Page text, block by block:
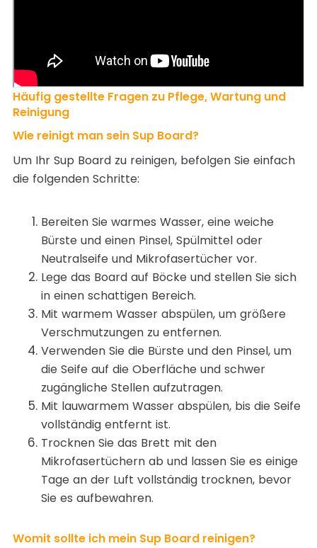
Häufig gestellte Fragen zu Pflege, Wartung und
Reinigung
Wie reinigt man sein Sup Board?
Um Ihr Sup Board zu reinigen, befolgen Sie einfach
die folgenden Schritte:
Bereiten Sie warmes Wasser, eine weiche
Bürste und einen Pinsel, Spülmittel oder
Neutralseife und Mikrofasertücher vor.
Lege das Board auf Böcke und stellen Sie sich
in einen schattigen Bereich.
Mit warmem Wasser abspülen, um größere
Verschmutzungen zu entfernen.
Verwenden Sie die Bürste und den Pinsel, um
die Seife auf die Oberfläche und schwer
zugängliche Stellen aufzutragen.
Mit lauwarmem Wasser abspülen, bis die Seife
vollständig entfernt ist.
Trocknen Sie das Brett mit den
Mikrofasertüchern ab und lassen Sie es einige
Tage an der Luft vollständig trocknen, bevor
Sie es aufbewahren.
Womit sollte ich mein Sup Board reinigen?